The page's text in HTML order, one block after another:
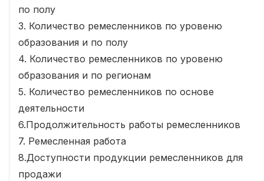
по полу
3. Количество ремесленников по уровеню
образования и по полу
4. Количество ремесленников по уровеню
образования и по регионам
5. Количество ремесленников по основе
деятельности
6.Продолжительность работы ремесленников
7. Ремесленная работа
8.Доступности продукции ремесленников для
продажи